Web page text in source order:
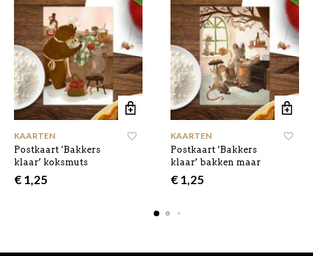
KAARTEN
Postkaart ‘Bakkers
klaar’ koksmuts
€1,25
KAARTEN
Postkaart ‘Bakkers
klaar’ bakken maar
€1,25